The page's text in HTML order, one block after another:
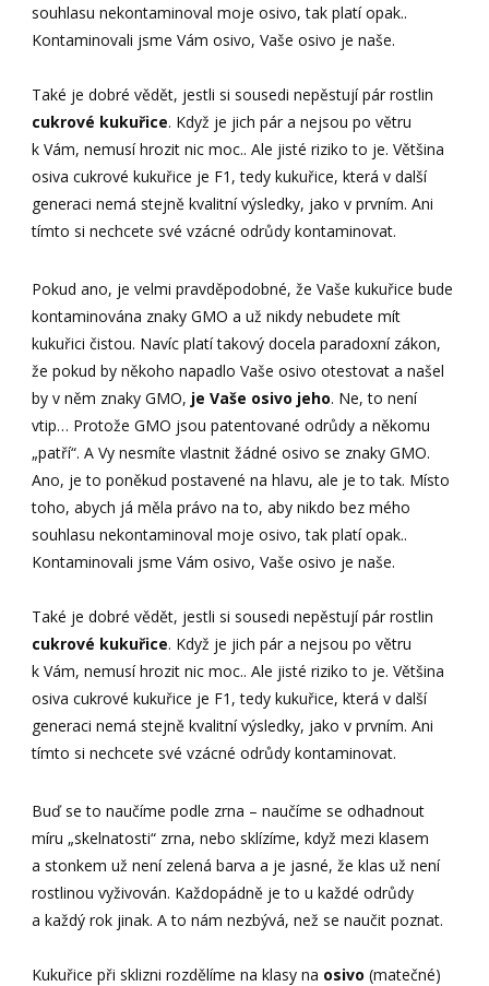
souhlasu nekontaminoval moje osivo, tak platí opak..
Kontaminovali jsme Vám osivo, Vaše osivo je naše.
Také je dobré vědět, jestli si sousedi nepěstují pár rostlin
cukrové kukuřice. Když je jich pár a nejsou po větru
k Vám, nemusí hrozit nic moc.. Ale jisté riziko to je. Většina
osiva cukrové kukuřice je F1, tedy kukuřice, která v další
generaci nemá stejně kvalitní výsledky, jako v prvním. Ani
tímto si nechcete své vzácné odrůdy kontaminovat.
Pokud ano, je velmi pravděpodobné, že Vaše kukuřice bude
kontaminována znaky GMO a už nikdy nebudete mít
kukuřici čistou. Navíc platí takový docela paradoxní zákon,
že pokud by někoho napadlo Vaše osivo otestovat a našel
by v něm znaky GMO, je Vaše osivo jeho. Ne, to není
vtip… Protože GMO jsou patentované odrůdy a někomu
„patří“. A Vy nesmíte vlastnit žádné osivo se znaky GMO.
Ano, je to poněkud postavené na hlavu, ale je to tak. Místo
toho, abych já měla právo na to, aby nikdo bez mého
souhlasu nekontaminoval moje osivo, tak platí opak..
Kontaminovali jsme Vám osivo, Vaše osivo je naše.
Také je dobré vědět, jestli si sousedi nepěstují pár rostlin
cukrové kukuřice. Když je jich pár a nejsou po větru
k Vám, nemusí hrozit nic moc.. Ale jisté riziko to je. Většina
osiva cukrové kukuřice je F1, tedy kukuřice, která v další
generaci nemá stejně kvalitní výsledky, jako v prvním. Ani
tímto si nechcete své vzácné odrůdy kontaminovat.
Buď se to naučíme podle zrna – naučíme se odhadnout
míru „skelnatosti“ zrna, nebo sklízíme, když mezi klasem
a stonkem už není zelená barva a je jasné, že klas už není
rostlinou vyživován. Každopádně je to u každé odrůdy
a každý rok jinak. A to nám nezbývá, než se naučit poznat.
Kukuřice při sklizni rozdělíme na klasy na osivo(matečné)